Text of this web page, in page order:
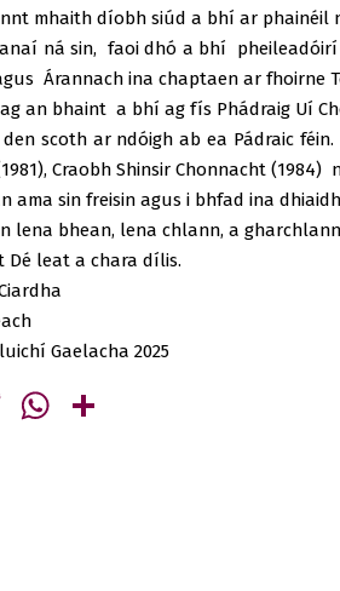
mhaith díobh siúd a bhí ar phainéil
ná sin, faoi dhó a bhí pheileadóirí
Árannach ina chaptaen ar fhoirne
an bhaint a bhí ag fís Phádraig Uí
scoth ar ndóigh ab ea Pádraic
Craobh Shinsir Chonnacht (1984)
ama sin freisin agus i bhfad ina
lena bhean, lena chlann, a
Dé leat a chara dílis.
Gaelacha 2025
TwitterWhatsApp